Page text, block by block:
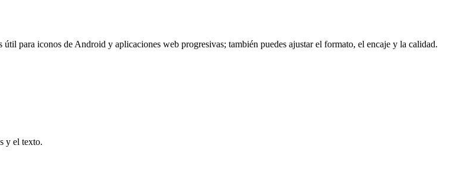
para iconos de Android y aplicaciones web progresivas; también puedes ajustar el formato, el encaje y la calidad.
y el texto.